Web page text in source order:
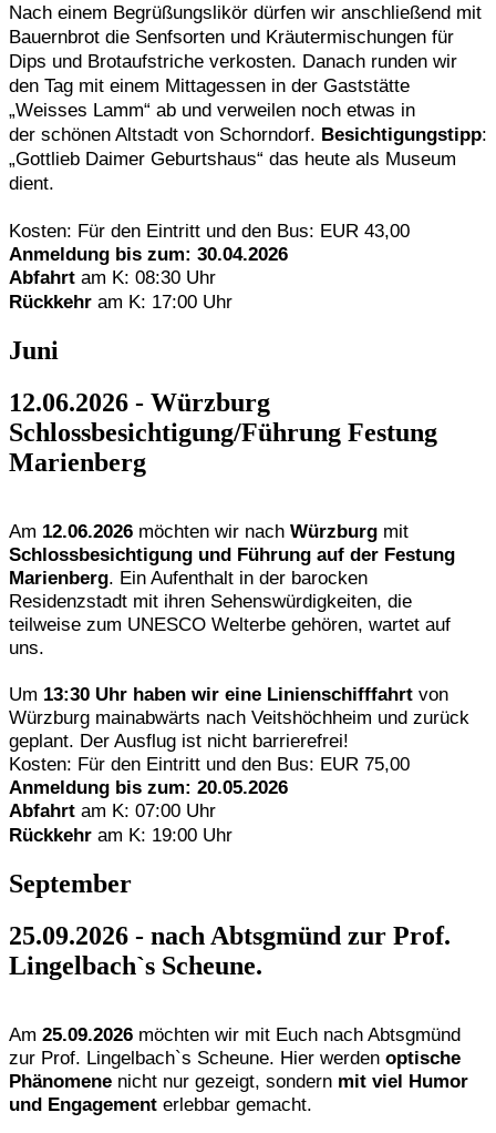
Nach einem Begrüßungslikör dürfen wir anschließend mit
Bauernbrot die Senfsorten und Kräutermischungen für
Dips und Brotaufstriche verkosten. Danach runden wir
den Tag mit einem Mittagessen in der Gaststätte
„Weisses Lamm“ ab und verweilen noch etwas in
der schönen Altstadt von Schorndorf. Besichtigungstipp:
„Gottlieb Daimer Geburtshaus“ das heute als Museum
dient.
Kosten: Für den Eintritt und den Bus: EUR 43,00
Anmeldung bis zum: 30.04.2026
Abfahrt am K: 08:30 Uhr
Rückkehr am K: 17:00 Uhr
Juni
12.06.2026 - Würzburg
Schlossbesichtigung/Führung Festung
Marienberg
Am 12.06.2026 möchten wir nach Würzburg mit
Schlossbesichtigung und Führung auf der Festung
Marienberg. Ein Aufenthalt in der barocken
Residenzstadt mit ihren Sehenswürdigkeiten, die
teilweise zum UNESCO Welterbe gehören, wartet auf
uns.
Um 13:30 Uhr haben wir eine Linienschifffahrt von
Würzburg mainabwärts nach Veitshöchheim und zurück
geplant. Der Ausflug ist nicht barrierefrei!
Kosten: Für den Eintritt und den Bus: EUR 75,00
Anmeldung bis zum: 20.05.2026
Abfahrt am K: 07:00 Uhr
Rückkehr am K: 19:00 Uhr
September
25.09.2026 - nach Abtsgmünd zur Prof.
Lingelbach`s Scheune.
Am 25.09.2026 möchten wir mit Euch nach Abtsgmünd
zur Prof. Lingelbach`s Scheune. Hier werden optische
Phänomene nicht nur gezeigt, sondern mit viel Humor
und Engagement erlebbar gemacht.